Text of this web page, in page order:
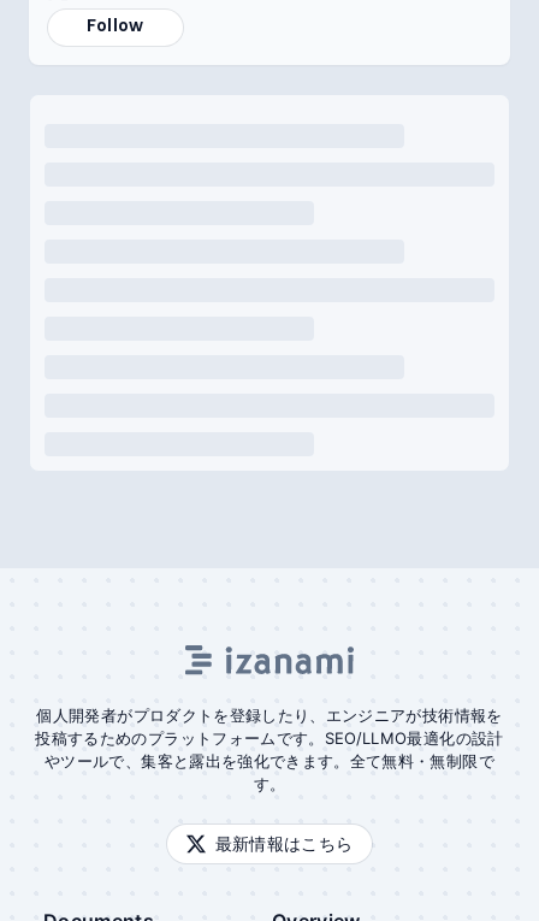
Follow
個人開発者がプロダクトを登録したり、エンジニアが技術情報を
投稿するためのプラットフォームです。SEO/LLMO最適化の設計
やツールで、集客と露出を強化できます。全て無料・無制限で
す。
最新情報はこちら